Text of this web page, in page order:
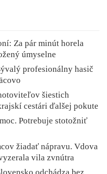
Za pár minút horela
úmyselne
profesionálny hasič
šiestich
cestári ďalšej pokute
Potrebuje stotožniť
žiadať nápravu. Vdova
vila zvnútra
odchádza bez